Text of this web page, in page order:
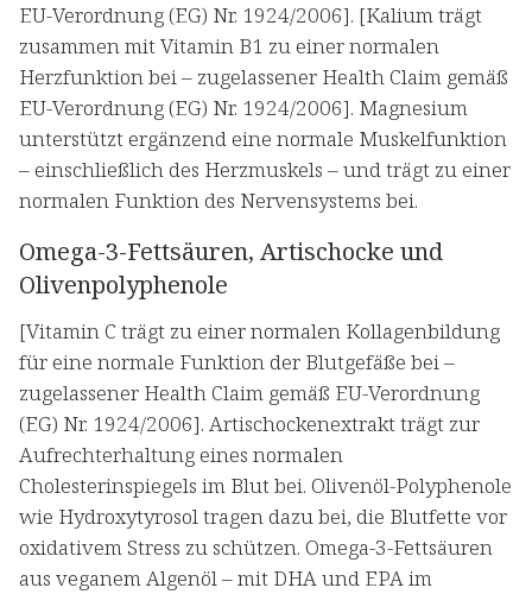
EU-Verordnung (EG) Nr. 1924/2006]. [Kalium trägt
zusammen mit Vitamin B1 zu einer normalen
Herzfunktion bei – zugelassener Health Claim gemäß
EU-Verordnung (EG) Nr. 1924/2006]. Magnesium
unterstützt ergänzend eine normale Muskelfunktion
– einschließlich des Herzmuskels – und trägt zu einer
normalen Funktion des Nervensystems bei.
Omega-3-Fettsäuren, Artischocke und
Olivenpolyphenole
[Vitamin C trägt zu einer normalen Kollagenbildung
für eine normale Funktion der Blutgefäße bei –
zugelassener Health Claim gemäß EU-Verordnung
(EG) Nr. 1924/2006]. Artischockenextrakt trägt zur
Aufrechterhaltung eines normalen
Cholesterinspiegels im Blut bei. Olivenöl-Polyphenole
wie Hydroxytyrosol tragen dazu bei, die Blutfette vor
oxidativem Stress zu schützen. Omega-3-Fettsäuren
aus veganem Algenöl – mit DHA und EPA im